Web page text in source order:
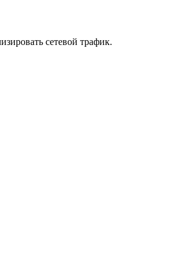
сетевой трафик.